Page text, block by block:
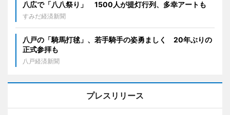
八広で「八八祭り」 1500人が提灯行列、多幸アートも
すみだ経済新聞
八戸の「騎馬打毬」、若手騎手の姿勇ましく 20年ぶりの
正式参拝も
八戸経済新聞
プレスリリース